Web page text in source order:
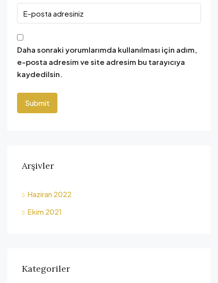
Daha sonraki yorumlarımda kullanılması için adım,
e-posta adresim ve site adresim bu tarayıcıya
kaydedilsin.
Arşivler
Haziran 2022
Ekim 2021
Kategoriler